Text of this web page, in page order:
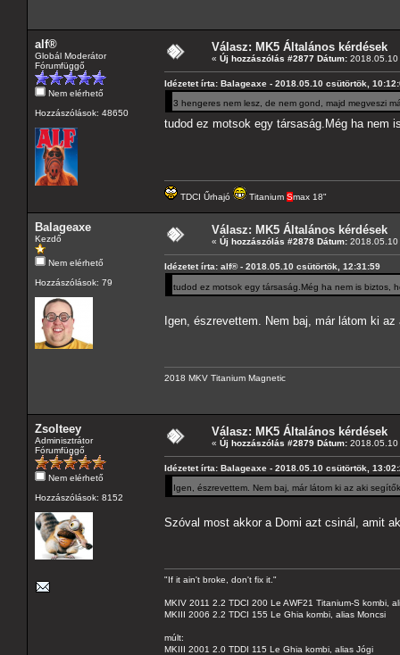
alf®
Globál Moderátor
Fórumfüggő
Nem elérhető
Hozzászólások: 48650
Válasz: MK5 Általános kérdések
« Új hozzászólás #2877 Dátum: 2018.05.10
Idézetet írta: Balageaxe - 2018.05.10 csütörtök,
3 hengeres nem lesz, de nem gond, majd megveszi
tudod ez motsok egy társaság.Még ha
TDCI Űrhajó Titanium Smax 18"
Balageaxe
Kezdő
Nem elérhető
Hozzászólások: 79
Válasz: MK5 Általános kérdések
« Új hozzászólás #2878 Dátum: 2018.05.10
Idézetet írta: alf® - 2018.05.10 csütörtök, 12:31:59
tudod ez motsok egy társaság.Még ha nem is biztos,
Igen, észrevettem. Nem baj, már látom ki
2018 MKV Titanium Magnetic
Zsolteey
Adminisztrátor
Fórumfüggő
Nem elérhető
Hozzászólások: 8152
Válasz: MK5 Általános kérdések
« Új hozzászólás #2879 Dátum: 2018.05.10
Idézetet írta: Balageaxe - 2018.05.10 csütörtök,
Igen, észrevettem. Nem baj, már látom ki az aki
Szóval most akkor a Domi azt csinál, amit
"If it ain't broke, don't fix it."
MKIV 2011 2.2 TDCI 200 Le AWF21 Titanium-S kombi,
MKIII 2006 2.2 TDCI 155 Le Ghia kombi, alias Moncsi
múlt:
MKIII 2001 2.0 TDDI 115 Le Ghia kombi, alias Jógi